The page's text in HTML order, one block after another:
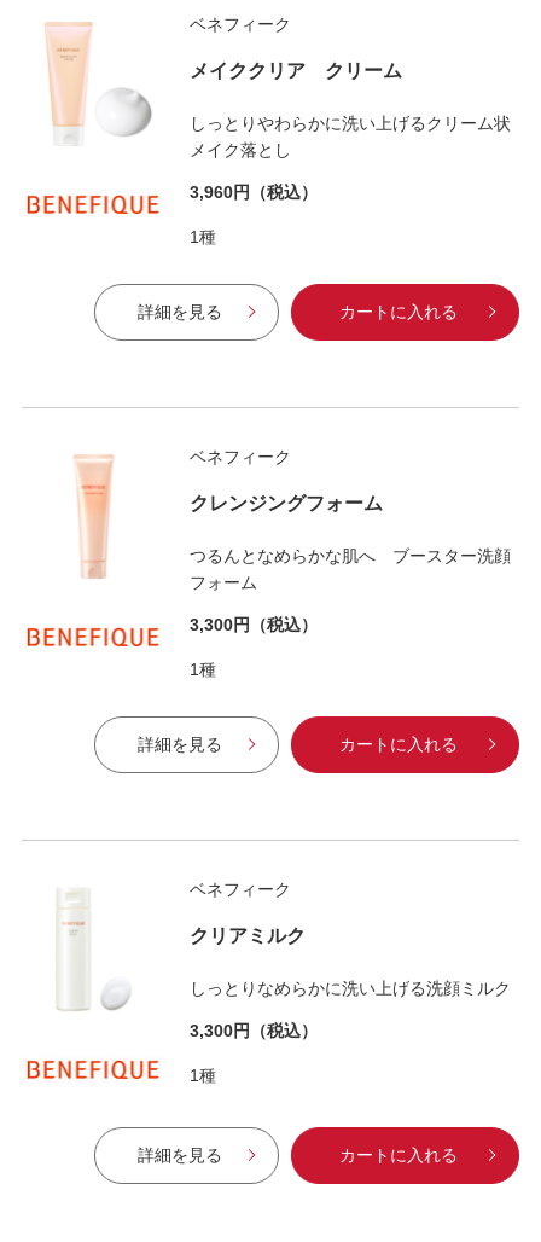
ベネフィーク
メイククリア クリーム
しっとりやわらかに洗い上げるクリーム状
メイク落とし
3,960円 （税込）
1種
詳細を見る カートに入れる
ベネフィーク
クレンジングフォーム
つるんとなめらかな肌へ ブースター洗顔
フォーム
3,300円 （税込）
1種
詳細を見る カートに入れる
ベネフィーク
クリアミルク
しっとりなめらかに洗い上げる洗顔ミルク
3,300円 （税込）
1種
詳細を見る カートに入れる